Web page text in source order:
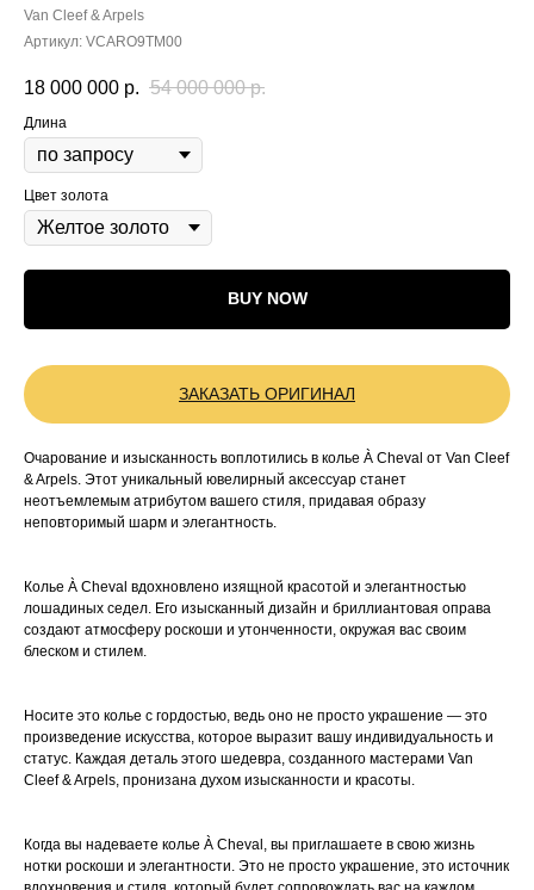
Van Cleef & Arpels
Артикул: VCARO9TM00
18 000 000 р. 54 000 000 р.
Длина
Цвет золота
BUY NOW
ЗАКАЗАТЬ ОРИГИНАЛ
Очарование и изысканность воплотились в колье À Cheval от Van Cleef
& Arpels. Этот уникальный ювелирный аксессуар станет
неотъемлемым атрибутом вашего стиля, придавая образу
неповторимый шарм и элегантность.
Колье À Cheval вдохновлено изящной красотой и элегантностью
лошадиных седел. Его изысканный дизайн и бриллиантовая оправа
создают атмосферу роскоши и утонченности, окружая вас своим
блеском и стилем.
Носите это колье с гордостью, ведь оно не просто украшение — это
произведение искусства, которое выразит вашу индивидуальность и
статус. Каждая деталь этого шедевра, созданного мастерами Van
Cleef & Arpels, пронизана духом изысканности и красоты.
Когда вы надеваете колье À Cheval, вы приглашаете в свою жизнь
нотки роскоши и элегантности. Это не просто украшение, это источник